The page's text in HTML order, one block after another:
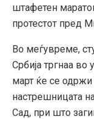
штафетен
протестот пред
Во меѓувреме,
Србија тргнаа
март ќе се одржи
настрешницата
Сад, при што